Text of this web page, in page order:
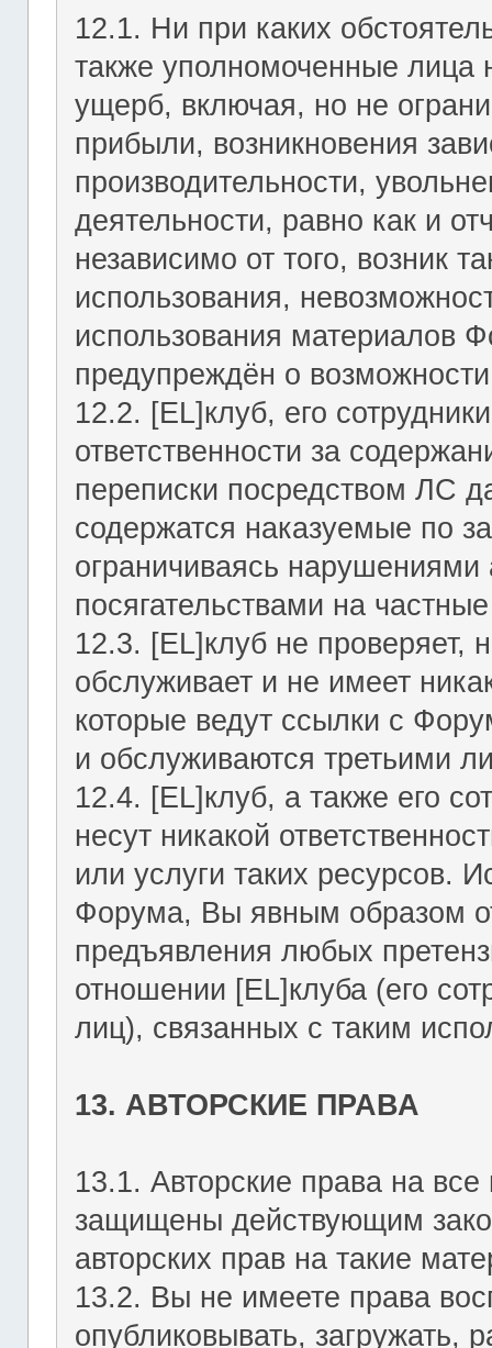
12.1. Ни при каких
также уполномоченные лица
ущерб, включая, но не
прибыли, возникновения
производительности,
деятельности, равно как и
независимо от того, возник
использования,
использования материалов
предупреждён о
12.2. [EL]клуб, его
ответственности за
переписки посредством ЛС
содержатся наказуемые по
ограничиваясь
посягательствами на
12.3. [EL]клуб не проверяет,
обслуживает и не имеет
которые ведут ссылки с
и обслуживаются третьими
12.4. [EL]клуб, а также его
несут никакой
или услуги таких ресурсов.
Форума, Вы явным образом
предъявления любых
отношении [EL]клуба (его
лиц), связанных с таким
13. АВТОРСКИЕ ПРАВА
13.1. Авторские права на
защищены действующим
авторских прав на такие
13.2. Вы не имеете права
опубликовывать, загружать,